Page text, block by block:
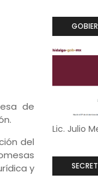
de
del
y
Lic. Julio